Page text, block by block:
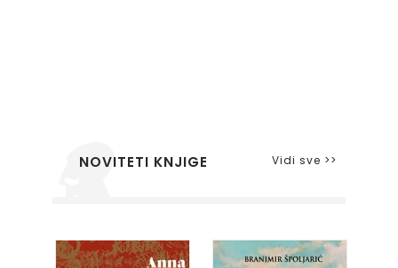
NOVITETI KNJIGE Vidi sve >>